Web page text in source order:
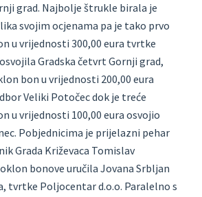
grad. Najbolje štrukle birala je
svojim ocjenama pa je tako prvo
u vrijednosti 300,00 eura tvrtke
Gradska četvrt Gornji grad,
bon u vrijednosti 200,00 eura
Veliki Potočec dok je treće
u vrijednosti 100,00 eura osvojio
Pobjednicima je prijelazni pehar
Grada Križevaca Tomislav
bonove uručila Jovana Srbljan
tvrtke Poljocentar d.o.o. Paralelno s